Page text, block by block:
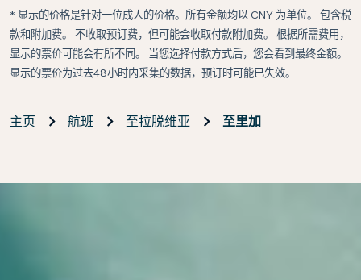
* 显示的价格是针对一位成人的价格。所有金额均以 CNY 为单位。 包含税
款和附加费。 不收取预订费，但可能会收取付款附加费。 根据所需费用，
显示的票价可能会有所不同。 当您选择付款方式后，您会看到最终金额。
显示的票价为过去48小时内采集的数据，预订时可能已失效。
主页 航班 至拉脱维亚 至里加